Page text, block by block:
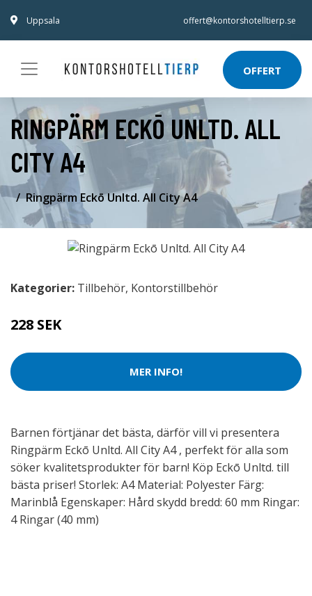
Uppsala offert@kontorshotelltierp.se
OFFERT
RINGPÄRM ECKŌ UNLTD. ALL
CITY A4
Ringpärm Eckō Unltd. All City A4
Kategorier: Tillbehör, Kontorstillbehör
228 SEK
MER INFO!
Barnen förtjänar det bästa, därför vill vi presentera
Ringpärm Eckō Unltd. All City A4 , perfekt för alla som
söker kvalitetsprodukter för barn! Köp Eckō Unltd. till
bästa priser! Storlek: A4 Material: Polyester Färg:
Marinblå Egenskaper: Hård skydd bredd: 60 mm Ringar:
4 Ringar (40 mm)